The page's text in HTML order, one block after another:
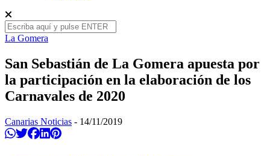
La Gomera
San Sebastián de La Gomera apuesta por
la participación en la elaboración de los
Carnavales de 2020
Canarias Noticias - 14/11/2019
Compartir en Whatsapp
Twittear
Compartir en Facebook
Compartir en Linkedin
Compartir en Pinterest